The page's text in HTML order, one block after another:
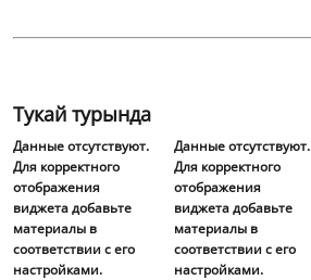
Тукай турында
Данные отсутствуют.
Для корректного
отображения
виджета добавьте
материалы в
соответствии с его
настройками.
Данные отсутствуют.
Для корректного
отображения
виджета добавьте
материалы в
соответствии с его
настройками.